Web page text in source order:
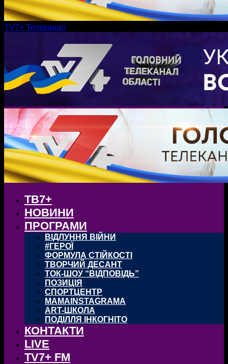
TV7+ Телеканал
ТВ7+
НОВИНИ
ПРОГРАМИ
ВІДЛУННЯ ВІЙНИ
#ГЕРОЇ
ФОРМУЛА СТІЙКОСТІ
ТВОРЧИЙ ДЕСАНТ
ТОК-ШОУ “ВІДПОВІДЬ”
ПОЗИЦІЯ
СПОРТЦЕНТР
MAMAINSTAGRAMA
ART-ШКОЛА
ПОДІЛЛЯ ІНКОГНІТО
КОНТАКТИ
LIVE
TV7+ FM